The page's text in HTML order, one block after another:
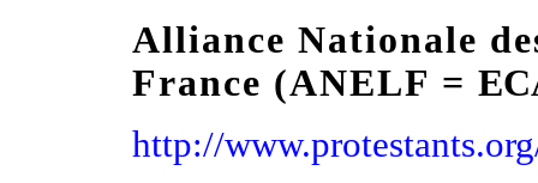
Alliance Nationale
France (ANELF =
http://